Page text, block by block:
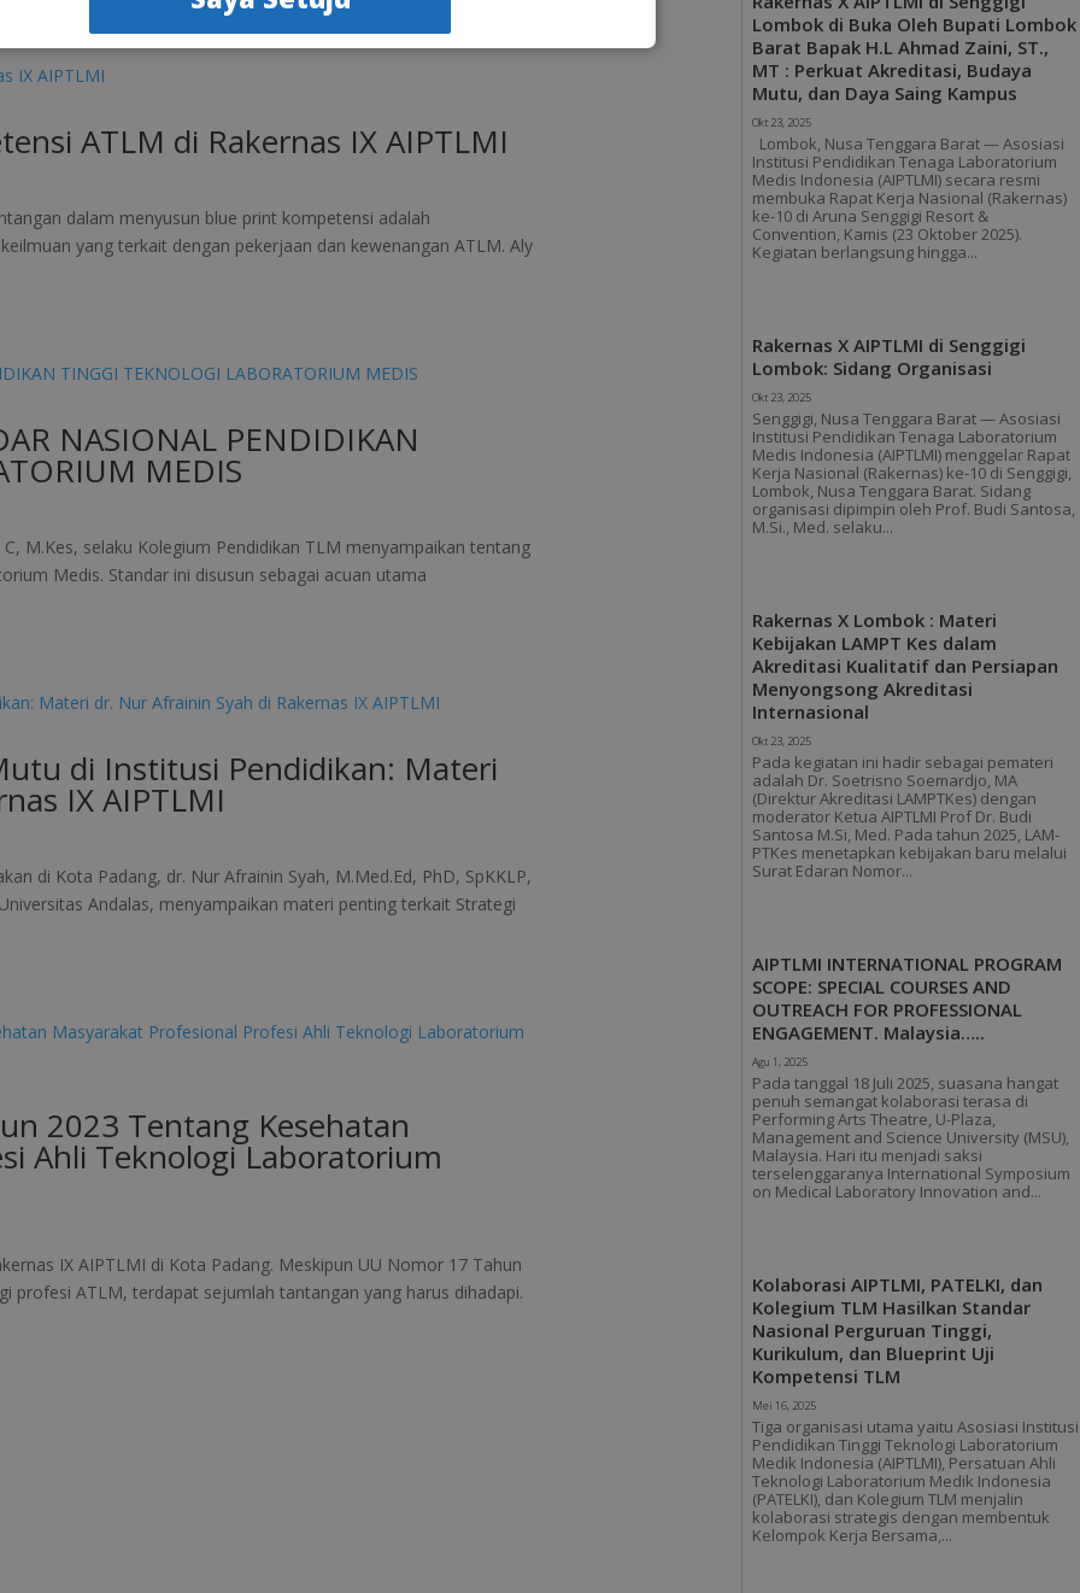
ATLM di Rakernas IX AIPTLMI
dalam menyusun blue print kompetensi adalah
yang terkait dengan pekerjaan dan kewenangan ATLM. Aly
NASIONAL PENDIDIKAN
MEDIS
M.Kes, selaku Kolegium Pendidikan TLM menyampaikan tentang
Medis. Standar ini disusun sebagai acuan utama
di Institusi Pendidikan: Materi
IX AIPTLMI
di Kota Padang, dr. Nur Afrainin Syah, M.Med.Ed, PhD, SpKKLP,
Andalas, menyampaikan materi penting terkait Strategi
2023 Tentang Kesehatan
Ahli Teknologi Laboratorium
IX AIPTLMI di Kota Padang. Meskipun UU Nomor 17 Tahun
profesi ATLM, terdapat sejumlah tantangan yang harus dihadapi.
Lombok di Buka Oleh Bupati Lombok
Barat Bapak H.L Ahmad Zaini, ST.,
MT : Perkuat Akreditasi, Budaya
Mutu, dan Daya Saing Kampus
Okt 23, 2025
Lombok, Nusa Tenggara Barat — Asosiasi
Institusi Pendidikan Tenaga Laboratorium
Medis Indonesia (AIPTLMI) secara resmi
membuka Rapat Kerja Nasional (Rakernas)
ke-10 di Aruna Senggigi Resort &
Convention, Kamis (23 Oktober 2025).
Kegiatan berlangsung hingga...
Rakernas X AIPTLMI di Senggigi
Lombok: Sidang Organisasi
Okt 23, 2025
Senggigi, Nusa Tenggara Barat — Asosiasi
Institusi Pendidikan Tenaga Laboratorium
Medis Indonesia (AIPTLMI) menggelar Rapat
Kerja Nasional (Rakernas) ke-10 di Senggigi,
Lombok, Nusa Tenggara Barat. Sidang
organisasi dipimpin oleh Prof. Budi Santosa,
M.Si., Med. selaku...
Rakernas X Lombok : Materi
Kebijakan LAMPT Kes dalam
Akreditasi Kualitatif dan Persiapan
Menyongsong Akreditasi
Internasional
Okt 23, 2025
Pada kegiatan ini hadir sebagai pemateri
adalah Dr. Soetrisno Soemardjo, MA
(Direktur Akreditasi LAMPTKes) dengan
moderator Ketua AIPTLMI Prof Dr. Budi
Santosa M.Si, Med. Pada tahun 2025, LAM-
PTKes menetapkan kebijakan baru melalui
Surat Edaran Nomor...
AIPTLMI INTERNATIONAL PROGRAM
SCOPE: SPECIAL COURSES AND
OUTREACH FOR PROFESSIONAL
ENGAGEMENT. Malaysia…..
Agu 1, 2025
Pada tanggal 18 Juli 2025, suasana hangat
penuh semangat kolaborasi terasa di
Performing Arts Theatre, U-Plaza,
Management and Science University (MSU),
Malaysia. Hari itu menjadi saksi
terselenggaranya International Symposium
on Medical Laboratory Innovation and...
Kolaborasi AIPTLMI, PATELKI, dan
Kolegium TLM Hasilkan Standar
Nasional Perguruan Tinggi,
Kurikulum, dan Blueprint Uji
Kompetensi TLM
Mei 16, 2025
Tiga organisasi utama yaitu Asosiasi Institusi
Pendidikan Tinggi Teknologi Laboratorium
Medik Indonesia (AIPTLMI), Persatuan Ahli
Teknologi Laboratorium Medik Indonesia
(PATELKI), dan Kolegium TLM menjalin
kolaborasi strategis dengan membentuk
Kelompok Kerja Bersama,...